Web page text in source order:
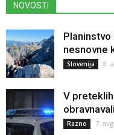
NOVOSTI
nesnovne
Slovenija 8.
V
Razno 7.